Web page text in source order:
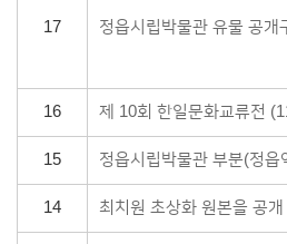
17 정읍시립박물관 유물 공개
16 제 10회 한일문화교류전
15 정읍시립박물관 부분(정읍
14 최치원 초상화 원본을 공